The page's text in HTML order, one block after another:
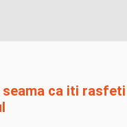
seama ca iti